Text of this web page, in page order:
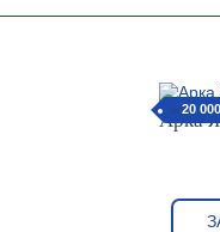
от 20
Арка